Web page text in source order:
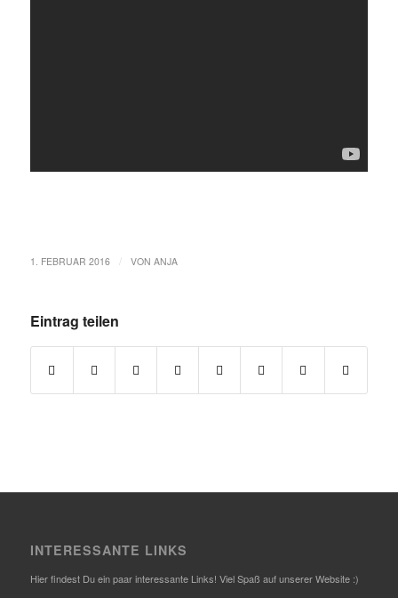
1. FEBRUAR 2016 VON ANJA
Eintrag teilen
INTERESSANTE LINKS
Hier findest Du ein paar interessante Links! Viel Spaß auf unserer Website :)